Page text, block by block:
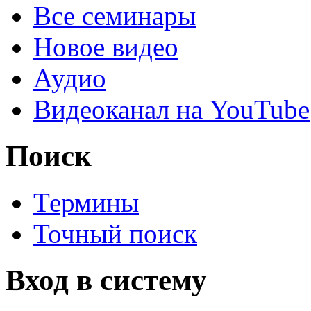
Все семинары
Новое видео
Аудио
Видеоканал на YouTube
Поиск
Термины
Точный поиск
Вход в систему